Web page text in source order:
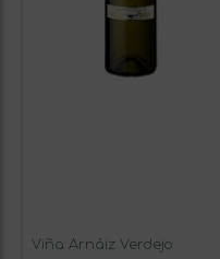
Viña Arnáiz Verdejo